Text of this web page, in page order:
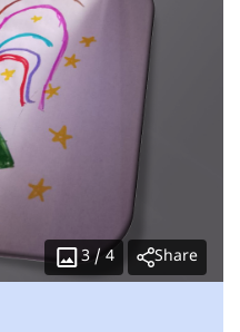
3 / 4 Share